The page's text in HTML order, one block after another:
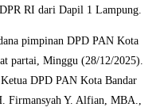
RI dari Dapil 1 Lampung.
pimpinan DPD PAN Kota
partai, Minggu (28/12/2025).
DPD PAN Kota Bandar
Firmansyah Y. Alfian, MBA.,